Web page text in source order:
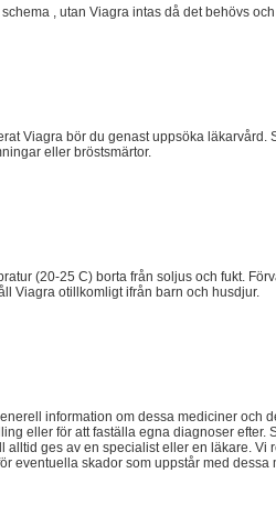
, utan Viagra intas då det behövs
Viagra bör du genast uppsöka läkarvård.
eller bröstsmärtor.
(20-25 C) borta från soljus och fukt.
Viagra otillkomligt ifrån barn och husdjur.
information om dessa mediciner och
eller för att faställa egna diagnoser efter.
alltid ges av en specialist eller en läkare. Vi
eventuella skador som uppstår med